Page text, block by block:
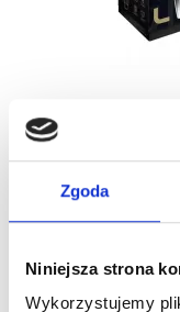
Zgoda
Niniejsza strona
Wykorzystujemy
ZESTAW JRL
-15%